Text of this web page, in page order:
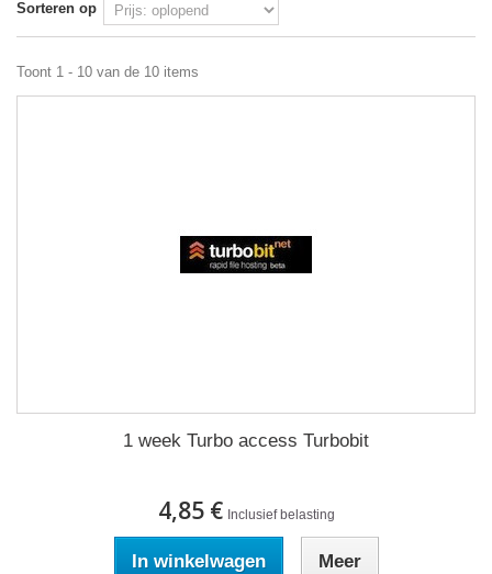
Sorteren op
Toont 1 - 10 van de 10 items
1 week Turbo access Turbobit
4,85 € Inclusief belasting
In winkelwagen Meer